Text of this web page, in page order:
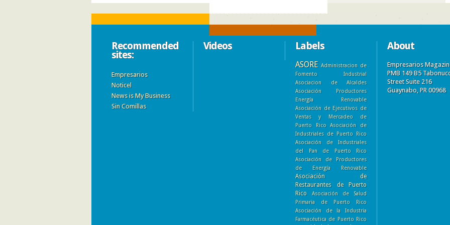
Recommended
sites:
Empresarios
Noticel
News is My Business
Sin Comillas
Videos Labels
ASORE Administracion de
Fomento Industrial
Asociacion de Alcaldes
Asociación Productores
Energía Renovable
Asociación de Ejecutivos de
Ventas y Mercadeo de
Puerto Rico
Asociación de
Industriales de Puerto Rico
Asociación de Industriales
del Pan de Puerto Rico
Asociación de Productores
de Energía Renovable
Asociación de
Restaurantes de Puerto
Rico
Asociación de Salud
Primaria de Puerto Rico
Asociación de la Industria
Farmacéutica de Puerto Rico
About
Empresarios
PMB 149 B5
Street Suite 216
Guaynabo, PR 00968